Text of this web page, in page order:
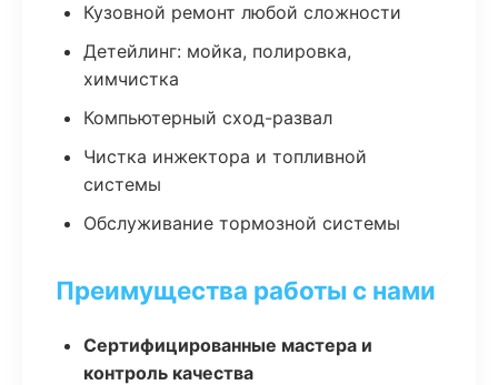
Кузовной ремонт любой сложности
Детейлинг: мойка, полировка,
химчистка
Компьютерный сход-развал
Чистка инжектора и топливной
системы
Обслуживание тормозной системы
Преимущества работы с нами
Сертифицированные мастера и
контроль качества